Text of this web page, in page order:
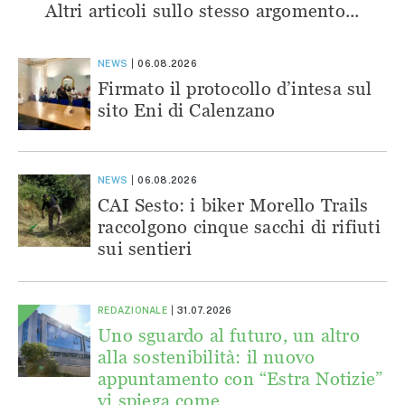
Altri articoli sullo stesso argomento...
NEWS 06.08.2026
Firmato il protocollo d’intesa sul
sito Eni di Calenzano
NEWS 06.08.2026
CAI Sesto: i biker Morello Trails
raccolgono cinque sacchi di rifiuti
sui sentieri
REDAZIONALE 31.07.2026
Uno sguardo al futuro, un altro
alla sostenibilità: il nuovo
appuntamento con “Estra Notizie”
vi spiega come